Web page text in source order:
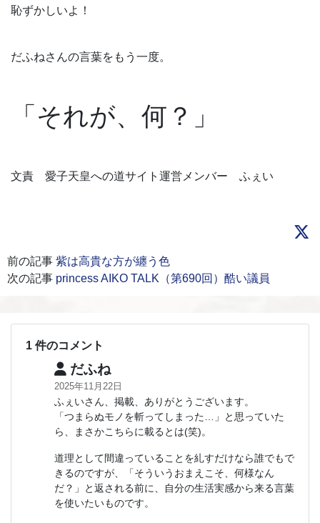
恥ずかしいよ！
だふねさんの言葉をもう一度。
「それが、何？」
文責 愛子天皇への道サイト運営メンバー ふぇい
前の記事 紫は高貴な方が纏う色
次の記事 princess AIKO TALK（第690回）酷い議員
1 件のコメント
だふね
2025年11月22日
ふぇいさん、掲載、ありがとうございます。
「つまらぬモノを斬ってしまった…」と思っていた
ら、まさかこちらに載るとは(笑)。
道理として間違っていることを糺すだけなら誰でもで
きるのですが、「そういうおまえこそ、何様なん
だ？」と返される前に、自分の生活実感から来る言葉
を使いたいものです。